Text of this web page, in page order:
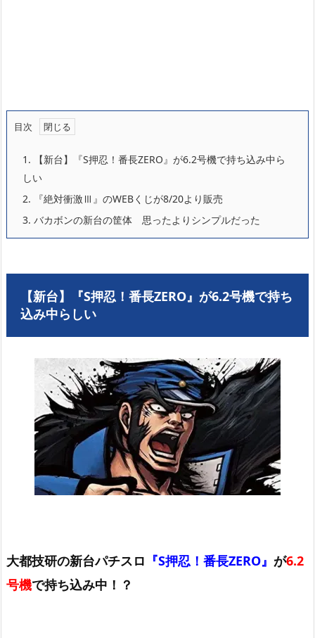
目次
1. 【新台】『S押忍！番長ZERO』が6.2号機で持ち込み中ら
しい
2. 『絶対衝激Ⅲ』のWEBくじが8/20より販売
3. バカボンの新台の筐体 思ったよりシンプルだった
【新台】『S押忍！番長ZERO』が6.2号機で持ち
込み中らしい
大都技研の新台パチスロ 『S押忍！番長ZERO』 が6.2
号機で持ち込み中！？